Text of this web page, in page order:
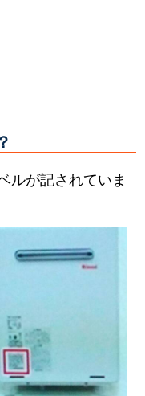
ルが記されていま